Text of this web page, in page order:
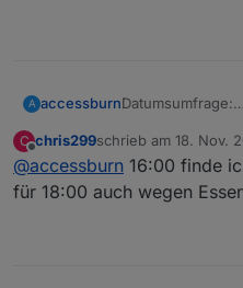
A accessburnDatumsumfrage:
Ph
Reservierung
Ergebnis
C chris299schrieb am 18. Nov.
zuletzt editiert von
@accessburn 16:00 finde
für 18:00 auch wegen